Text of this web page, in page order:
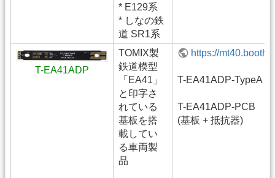
* E129系
* しなの鉄
道 SR1系
T-EA41ADP
TOMIX製
鉄道模型
「EA41」
と印字さ
れている
基板を搭
載してい
る車両製
品
https://
T-EA41ADP-TypeA
T-EA41ADP-PCB
(基板 + 抵抗器)